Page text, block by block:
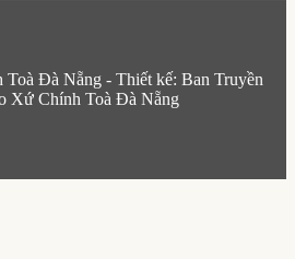
Đà Nẵng - Thiết kế: Ban Truyền
Xứ Chính Toà Đà Nẵng